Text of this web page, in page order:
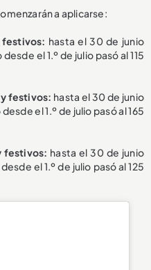
a aplicarse:
festivos: hasta el 30 de junio
el 1.º de julio pasó al 115
festivos: hasta el 30 de junio
el 1.º de julio pasó al 165
festivos: hasta el 30 de junio
el 1.º de julio pasó al 125